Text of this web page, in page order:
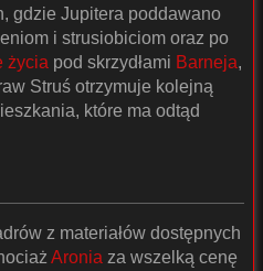
gdzie Jupitera poddawano
i strusiobiciom oraz po
życia pod skrzydłami Barneja,
Struś otrzymuje kolejną
które ma odtąd
z materiałów dostępnych
Aronia za wszelką cenę